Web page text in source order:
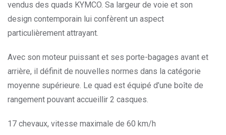
vendus des quads KYMCO. Sa largeur de voie et son
design contemporain lui confèrent un aspect
particulièrement attrayant.
Avec son moteur puissant et ses porte-bagages avant et
arrière, il définit de nouvelles normes dans la catégorie
moyenne supérieure. Le quad est équipé d’une boîte de
rangement pouvant accueillir 2 casques.
17 chevaux, vitesse maximale de 60 km/h